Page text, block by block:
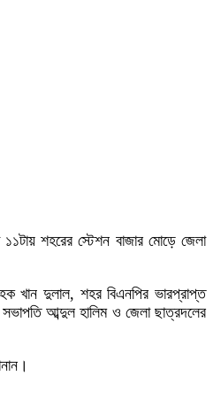
শহরের স্টেশন বাজার মোড়ে জেলা
খান দুলাল, শহর বিএনপির ভারপ্রাপ্ত
আব্দুল হালিম ও জেলা ছাত্রদলের